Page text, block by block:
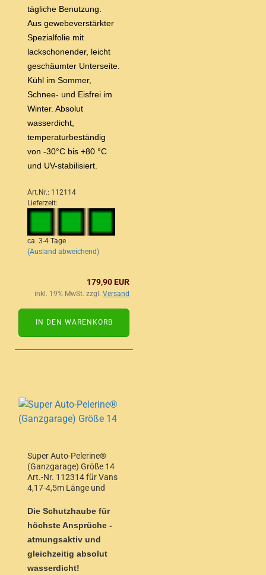
tägliche Benutzung.
Aus gewebeverstärkter
Spezialfolie mit
lackschonender, leicht
geschäumter Unterseite.
Kühl im Sommer,
Schnee- und Eisfrei im
Winter. Absolut
wasserdicht,
temperaturbeständig
von -30°C bis +80 °C
und UV-stabilisiert.
Art.Nr.: 112114
Lieferzeit:
ca. 3-4 Tage
(Ausland abweichend)
179,90 EUR
inkl. 19% MwSt. zzgl. Versand
IN DEN WARENKORB
Super Auto-Pelerine®
(Ganzgarage) Größe 14
Art.-Nr. 112314 für Vans
4,17-4,5m Länge und
Die Schutzhaube für
höchste Ansprüche -
atmungsaktiv und
gleichzeitig absolut
wasserdicht!